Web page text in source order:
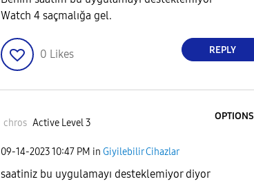
Watch 4 saçmalığa gel.
0 Likes REPLY
chros Active Level 3
OPTIONS
‎09-14-202310:47 PM in Giyilebilir Cihazlar
saatiniz bu uygulamayı desteklemiyor diyor